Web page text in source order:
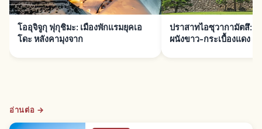
โออุจิจูกุ ฟุกุชิมะ: เมืองพักแรมยุคเอ
โดะ หลังคามุงจาก
ปราสาทไอซุวากามัตสึ: ป
ผนังขาว-กระเบื้องแดง
อ่านต่อ →